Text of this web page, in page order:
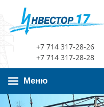
+7 714 317-28-26
+7 714 317-28-28
Меню